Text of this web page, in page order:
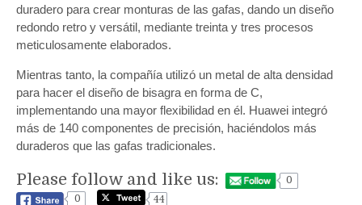
duradero para crear monturas de las gafas, dando un diseño
redondo retro y versátil, mediante treinta y tres procesos
meticulosamente elaborados.
Mientras tanto, la compañía utilizó un metal de alta densidad
para hacer el diseño de bisagra en forma de C,
implementando una mayor flexibilidad en él. Huawei integró
más de 140 componentes de precisión, haciéndolos más
duraderos que las gafas tradicionales.
Please follow and like us:
0
0
44